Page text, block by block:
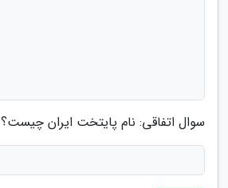
سوال اتفاقی: نام پایتخت ایران چیست؟